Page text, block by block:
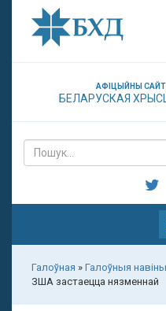
АФІЦЫЙНЫ САЙТ
БЕЛАРУСКАЯ
Галоўная » Галоўныя навіны
ЗША застаецца нязменнай